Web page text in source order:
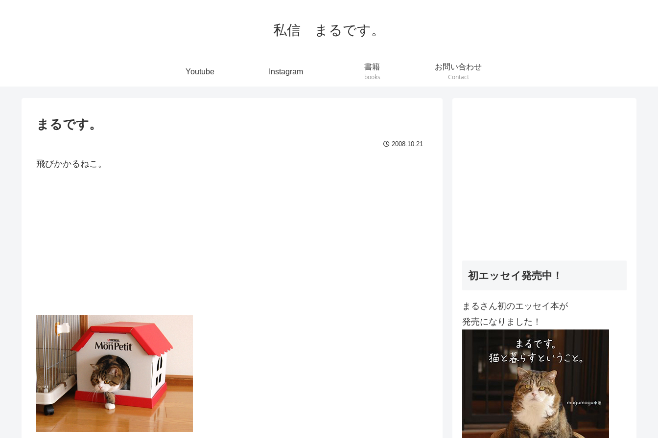
私信 まるです。
Youtube Instagram
書籍
books
お問い合わせ
Contact
まるです。
2008.10.21
飛びかかるねこ。
初エッセイ発売中！
まるさん初のエッセイ本が
発売になりました！